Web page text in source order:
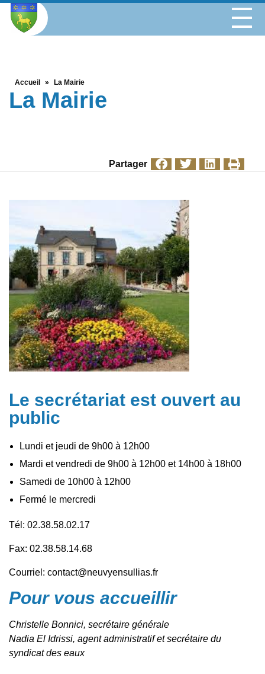
Accueil » La Mairie
La Mairie
Partager
Le secrétariat est ouvert au
public
Lundi et jeudi de 9h00 à 12h00
Mardi et vendredi de 9h00 à 12h00 et 14h00 à 18h00
Samedi de 10h00 à 12h00
Fermé le mercredi
Tél: 02.38.58.02.17
Fax: 02.38.58.14.68
Courriel: contact@neuvyensullias.fr
Pour vous accueillir
Christelle Bonnici, secrétaire générale
Nadia El Idrissi, agent administratif et secrétaire du
syndicat des eaux